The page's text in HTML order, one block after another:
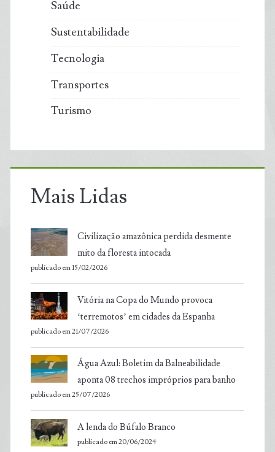
Saúde
Sustentabilidade
Tecnologia
Transportes
Turismo
Mais Lidas
Civilização amazônica perdida desmente
mito da floresta intocada
publicado em 15/02/2026
Vitória na Copa do Mundo provoca
‘terremotos’ em cidades da Espanha
publicado em 21/07/2026
Água Azul: Boletim da Balneabilidade
aponta 08 trechos impróprios para banho
publicado em 25/07/2026
A lenda do Búfalo Branco
publicado em 20/06/2024